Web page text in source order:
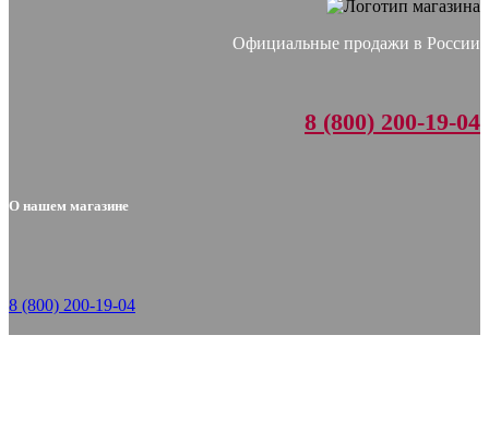
Официальные продажи в России
8 (800) 200-19-04
О нашем магазине
8 (800) 200-19-04